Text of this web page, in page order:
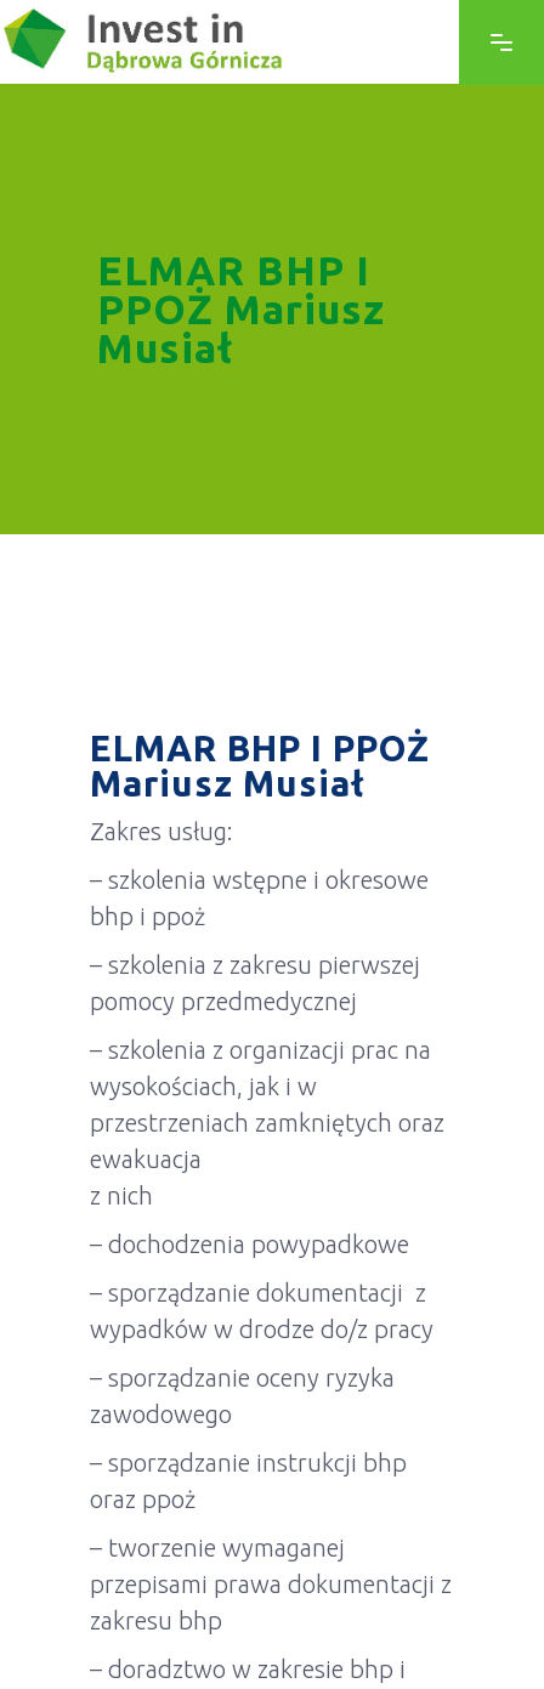
ELMAR BHP I
PPOŻ Mariusz
Musiał
ELMAR BHP I PPOŻ
Mariusz Musiał
Zakres usług:
– szkolenia wstępne i okresowe
bhp i ppoż
– szkolenia z zakresu pierwszej
pomocy przedmedycznej
– szkolenia z organizacji prac na
wysokościach, jak i w
przestrzeniach zamkniętych oraz
ewakuacja
z nich
– dochodzenia powypadkowe
– sporządzanie dokumentacji z
wypadków w drodze do/z pracy
– sporządzanie oceny ryzyka
zawodowego
– sporządzanie instrukcji bhp
oraz ppoż
– tworzenie wymaganej
przepisami prawa dokumentacji z
zakresu bhp
– doradztwo w zakresie bhp i